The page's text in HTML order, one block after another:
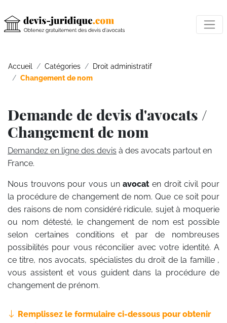
Accueil Catégories
Droit administratif
Changement de nom
Demande de devis d'avocats /
Changement de nom
Demandez en ligne des devis à des avocats partout en
France.
Nous trouvons pour vous unavocaten droit civil pour
la procédure de changement de nom. Que ce soit pour
des raisons de nom considéré ridicule, sujet à moquerie
ou nom détesté, le changement de nom est possible
selon certaines conditions et par de nombreuses
possibilités pour vous réconcilier avec votre identité. A
ce titre, nos avocats, spécialistes du droit de la famille ,
vous assistent et vous guident dans la procédure de
changement de prénom.
Remplissez le formulaire ci-dessous pour obtenir